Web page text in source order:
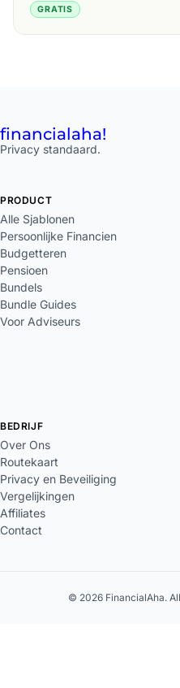
GRATIS
financialaha!
Privacy standaard.
PRODUCT
Alle Sjablonen
Persoonlijke Financien
Budgetteren
Pensioen
Bundels
Bundle Guides
Voor Adviseurs
BEDRIJF
Over Ons
Routekaart
Privacy en Beveiliging
Vergelijkingen
Affiliates
Contact
© 2026 FinancialAha.